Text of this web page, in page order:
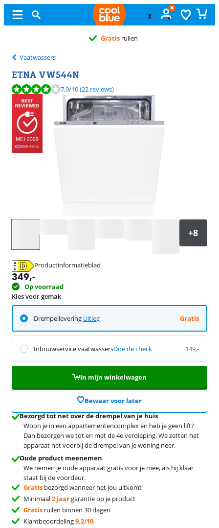
Gratis ruilen
Vaatwassers
ETNA VW544N
Beoordeling is 7,9 van de 10, gebaseerd op 22 reviews.
7,9/10(22 reviews)
Productinformatieblad
opent in nieuw tabblad
349,-
Op voorraad
Kies voor gemak
Drempellevering Uitleg Gratis
Inbouwservice vaatwassersDoe de check 149,-
In mijn winkelwagen
Bewaar voor later
Bezorgd tot net over de drempel van je huis
Woon je in een appartementencomplex en heb je geen lift?
Dan bezorgen we tot en met de 4e verdieping. We zetten het
apparaat net voorbij de drempel van je woning neer.
Oude product meenemen
We nemen je oude apparaat gratis voor je mee, als hij klaar
staat bij de voordeur.
Gratis bezorgd wanneer het jou uitkomt
Minimaal2 jaargarantie op je product
Gratis ruilen binnen 30 dagen
Klantbeoordeling9,2/10